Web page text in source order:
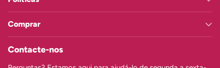
Comprar
Contacte-nos